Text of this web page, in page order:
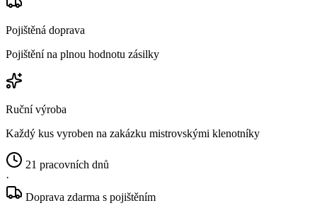
Pojištěná doprava
Pojištění na plnou hodnotu zásilky
Ruční výroba
Každý kus vyroben na zakázku mistrovskými klenotníky
21 pracovních dnů
·
Doprava zdarma s pojištěním